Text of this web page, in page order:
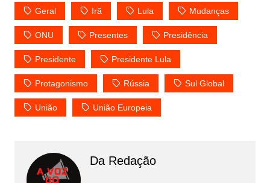
Geral Irã Lula Mudanças
ONU Presentes Presidência
Presidente Presidente Lula
Protagonismo Rússia Sul Global
União União Europeia
Da Redação